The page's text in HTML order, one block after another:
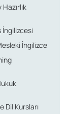
yapmanız
yurtları da
Hazırlık
İngilizcesi
İngilizce
Dil Kursları